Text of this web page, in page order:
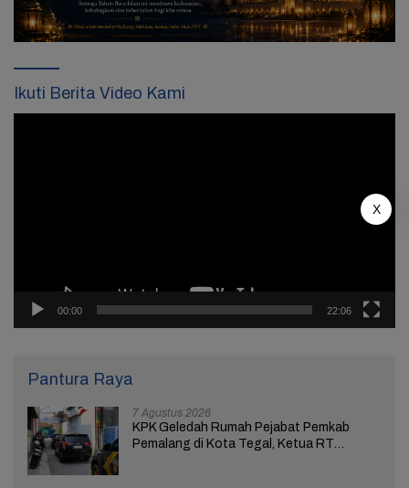
Ikuti Berita Video Kami
00:00 22:06
Pantura Raya
7 Agustus 2026
KPK Geledah Rumah Pejabat Pemkab
Pemalang di Kota Tegal, Ketua RT
X